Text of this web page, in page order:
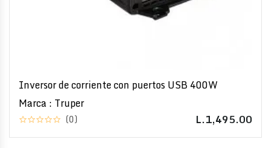
Inversor de corriente con puertos USB 400W
Marca : Truper
(0) L.1,495.00